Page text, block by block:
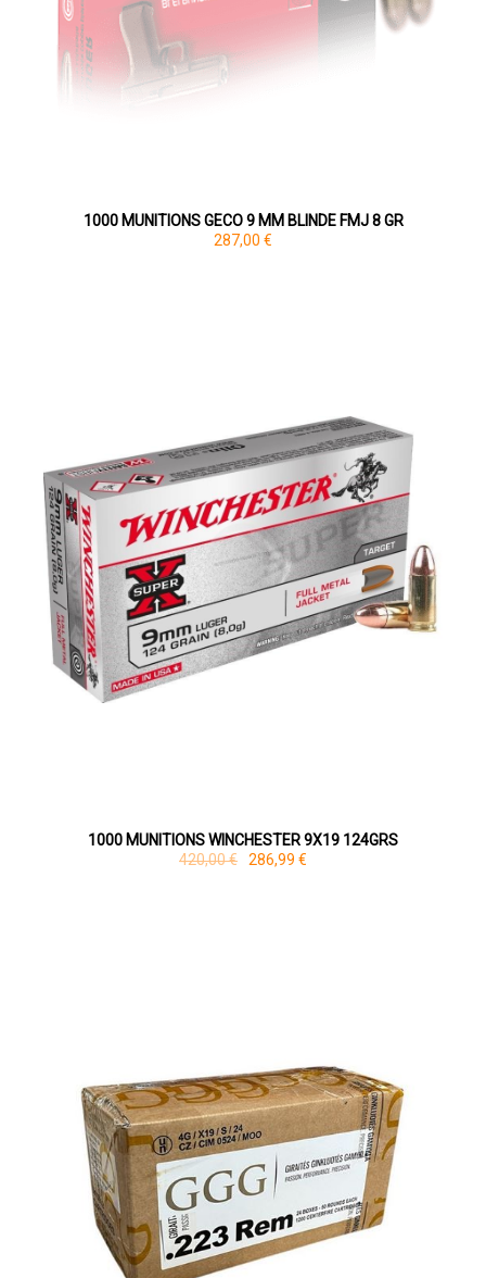
1000 MUNITIONS GECO 9 MM BLINDE FMJ 8 GR
287,00 €
1000 MUNITIONS WINCHESTER 9X19 124GRS
420,00 €
286,99 €